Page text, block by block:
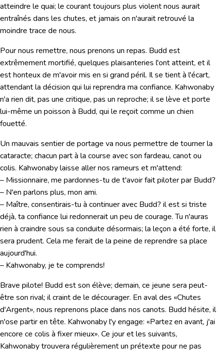
atteindre le quai; le courant toujours plus violent nous aurait
entraînés dans les chutes, et jamais on n'aurait retrouvé la
moindre trace de nous.
Pour nous remettre, nous prenons un repas. Budd est
extrêmement mortifié, quelques plaisanteries l'ont atteint, et il
est honteux de m'avoir mis en si grand péril. Il se tient à l'écart,
attendant la décision qui lui reprendra ma confiance. Kahwonaby
n'a rien dit, pas une critique, pas un reproche; il se lève et porte
lui-même un poisson à Budd, qui le reçoit comme un chien
fouetté.
Un mauvais sentier de portage va nous permettre de tourner la
cataracte; chacun part à la course avec son fardeau, canot ou
colis. Kahwonaby laisse aller nos rameurs et m'attend:
– Missionnaire, me pardonnes-tu de t'avoir fait piloter par Budd?
– N'en parlons plus, mon ami.
– Maître, consentirais-tu à continuer avec Budd? il est si triste
déjà, ta confiance lui redonnerait un peu de courage. Tu n'auras
rien à craindre sous sa conduite désormais; la leçon a été forte, il
sera prudent. Cela me ferait de la peine de reprendre sa place
aujourd'hui.
– Kahwonaby, je te comprends!
Brave pilote! Budd est son élève; demain, ce jeune sera peut-
être son rival; il craint de le décourager. En aval des «Chutes
d'Argent», nous reprenons place dans nos canots. Budd hésite, il
n'ose partir en tête. Kahwonaby l'y engage: «Partez en avant, j'ai
encore ce colis à fixer mieux». Ce jour et les suivants,
Kahwonaby trouvera régulièrement un prétexte pour ne pas